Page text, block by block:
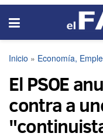
Inicio » Economía,
El PSOE
contra a